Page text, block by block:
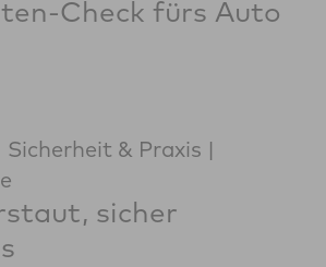
Check fürs Auto
Sicherheit & Praxis
sicher